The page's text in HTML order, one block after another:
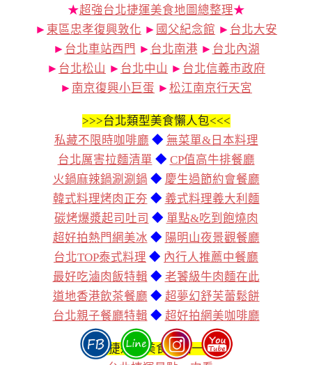
★超強台北捷運美食地圖總整理★
► 東區忠孝復興敦化 ► 國父紀念館 ► 台北大安
► 台北車站西門 ► 台北南港 ► 台北內湖
► 台北松山 ► 台北中山 ► 台北信義市政府
► 南京復興小巨蛋 ► 松江南京行天宮
>>>台北類型美食懶人包<<<
私藏不限時咖啡廳 ◆ 無菜單&日本料理
台北厲害拉麵清單 ◆ CP值高牛排餐廳
火鍋麻辣鍋涮涮鍋 ◆ 慶生過節約會餐廳
韓式料理烤肉正夯 ◆ 義式料理義大利麵
碳烤爆漿起司吐司 ◆ 單點&吃到飽燒肉
超好拍熱門網美冰 ◆ 陽明山夜景觀餐廳
台北TOP泰式料理 ◆ 內行人推薦中餐廳
最好吃滷肉飯特輯 ◆ 老饕級牛肉麵在此
道地香港飲茶餐廳 ◆ 超夢幻舒芙蕾鬆餅
台北親子餐廳特輯 ◆ 超好拍網美咖啡廳
台北捷運線美食景點一日遊